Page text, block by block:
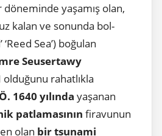
yaşamış olan,
kalan ve sonunda bol-
‘Reed Sea’) boğulan
Seusertawy
olduğunu rahatlıkla
1640 yılında yaşanan
patlamasının firavunun
olan bir tsunami